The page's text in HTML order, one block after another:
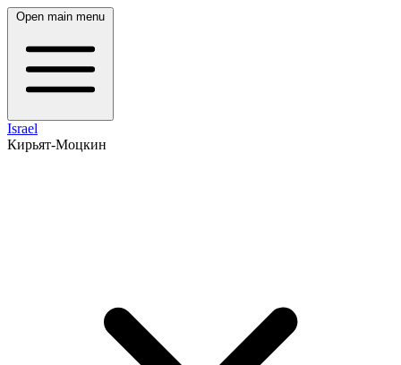
Open main menu
Israel
Кирьят-Моцкин